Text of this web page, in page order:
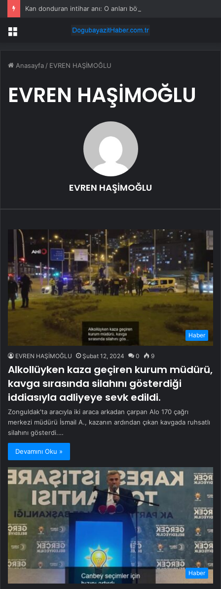
Kan donduran intihar anı: O anları böyle kaydettiler
Menü
Anasayfa / EVREN HAŞİMOĞLU
EVREN HAŞİMOĞLU
EVREN HAŞİMOĞLU
Haber
EVREN HAŞİMOĞLU Şubat 12, 2024 0 9
Alkollüyken kaza geçiren kurum müdürü,
kavga sırasında silahını gösterdiği
iddiasıyla adliyeye sevk edildi.
Zonguldak'ta aracıyla iki araca arkadan çarpan Alo 170 çağrı
merkezi müdürü İsmail A., kazanın ardından çıkan kavgada ruhsatlı
silahını gösterdi.…
Devamını Oku »
Haber